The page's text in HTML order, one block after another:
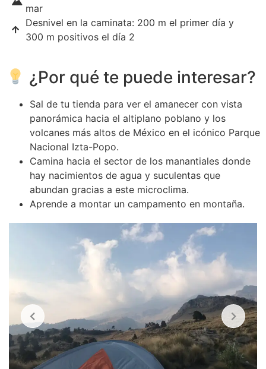
mar
Desnivel en la caminata: 200 m el primer día y
300 m positivos el día 2
¿Por qué te puede interesar?
Sal de tu tienda para ver el amanecer con vista
panorámica hacia el altiplano poblano y los
volcanes más altos de México en el icónico Parque
Nacional Izta-Popo.
Camina hacia el sector de los manantiales donde
hay nacimientos de agua y suculentas que
abundan gracias a este microclima.
Aprende a montar un campamento en montaña.